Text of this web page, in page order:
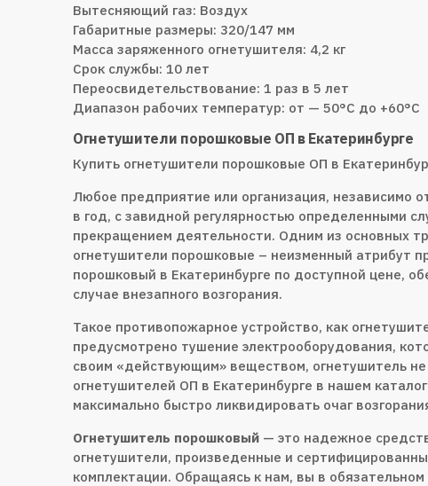
Вытесняющий газ: Воздух
Габаритные размеры: 320/147 мм
Масса заряженного огнетушителя: 4,2 кг
Срок службы: 10 лет
Переосвидетельствование: 1 раз в 5 лет
Диапазон рабочих температур: от — 50°С до +60°С
Огнетушители порошковые ОП в Екатеринбурге
Купить огнетушители порошковые ОП в
Любое предприятие или организация, независимо
в год, с завидной регулярностью определенными
прекращением деятельности. Одним из основных
огнетушители порошковые – неизменный атрибут
порошковый в Екатеринбурге по доступной цене,
случае внезапного возгорания.
Такое противопожарное устройство, как
предусмотрено тушение электрооборудования,
своим «действующим» веществом, огнетушитель
огнетушителей ОП в Екатеринбурге в нашем
максимально быстро ликвидировать очаг
Огнетушитель порошковый — это надежное
огнетушители, произведенные и
комплектации. Обращаясь к нам, вы в